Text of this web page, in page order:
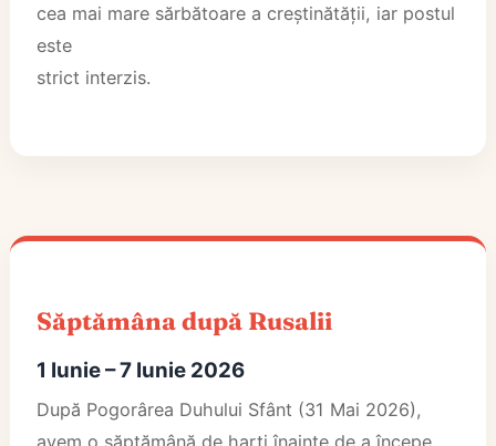
cea mai mare sărbătoare a creștinătății, iar postul
este
strict interzis.
Săptămâna după Rusalii
1 Iunie – 7 Iunie 2026
După Pogorârea Duhului Sfânt (31 Mai 2026),
avem o săptămână de harți înainte de a începe